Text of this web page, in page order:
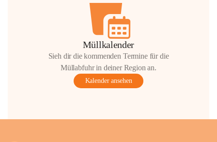
Müllkalender
Sieh dir die kommenden Termine für die
Müllabfuhr in deiner Region an.
Kalender ansehen